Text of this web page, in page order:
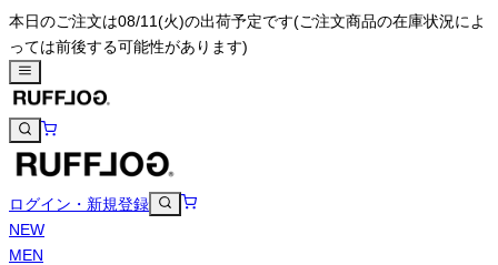
本日のご注文は08/11(火)の出荷予定です(ご注文商品の在庫状況によ
っては前後する可能性があります)
ログイン・新規登録
NEW
MEN